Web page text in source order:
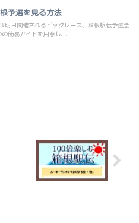
予選を見る方法
明日開催されるビッグレース、箱根駅伝予選会
の簡易ガイドを用意し...